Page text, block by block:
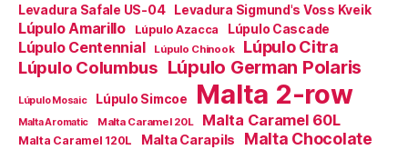
Levadura Safale US-04 Levadura Sigmund's Voss Kveik
Lúpulo Amarillo Lúpulo Azacca Lúpulo Cascade
Lúpulo Centennial Lúpulo Chinook Lúpulo Citra
Lúpulo Columbus Lúpulo German Polaris
Lúpulo Mosaic Lúpulo Simcoe Malta 2-row
Malta Aromatic Malta Caramel 20L Malta Caramel 60L
Malta Caramel 120L Malta Carapils Malta Chocolate